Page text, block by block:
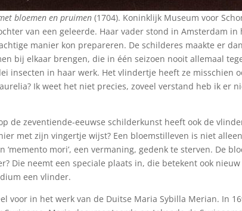
bloemen en pruimen (1704). Koninklijk Museum voor
van een geleerde. Haar vader stond in Amsterdam
manier kon prepareren. De schilderes maakte er
bij elkaar brengen, die in één seizoen nooit allemaal
insecten in haar werk. Het vlindertje heeft ze misschien
Ik weet het niet precies, zoveel verstand heb ik er
de zeventiende-eeuwse schilderkunst heeft ook de
met zijn vingertje wijst? Een bloemstilleven is niet
‘memento mori’, een vermaning, gedenk te sterven. De
Die neemt een speciale plaats in, die betekent ook
een vlinder.
voor in het werk van de Duitse Maria Sybilla Merian. In